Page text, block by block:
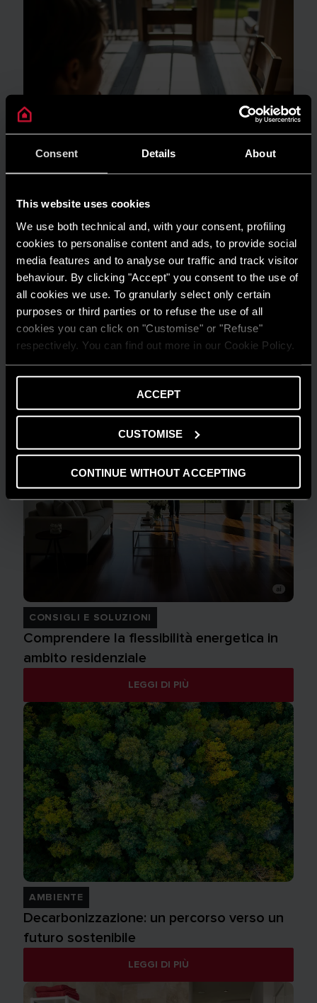
Consent Details About
This website uses cookies
We use both technical and, with your consent, profiling
cookies to personalise content and ads, to provide social
media features and to analyse our traffic and track visitor
behaviour. By clicking "Accept" you consent to the use of
all cookies we use. To granularly select only certain
purposes or third parties or to refuse the use of all
cookies you can click on "Customise" or "Refuse"
respectively. You can find out more in our Cookie Policy.
ACCEPT
CUSTOMISE
CONTINUE WITHOUT ACCEPTING
GUIDA AL RISPARMIO
Quanto consuma un condizionatore?
LEGGI DI PIÙ
CONSIGLI E SOLUZIONI
Comprendere la flessibilità energetica in
ambito residenziale
LEGGI DI PIÙ
AMBIENTE
Decarbonizzazione: un percorso verso un
futuro sostenibile
LEGGI DI PIÙ